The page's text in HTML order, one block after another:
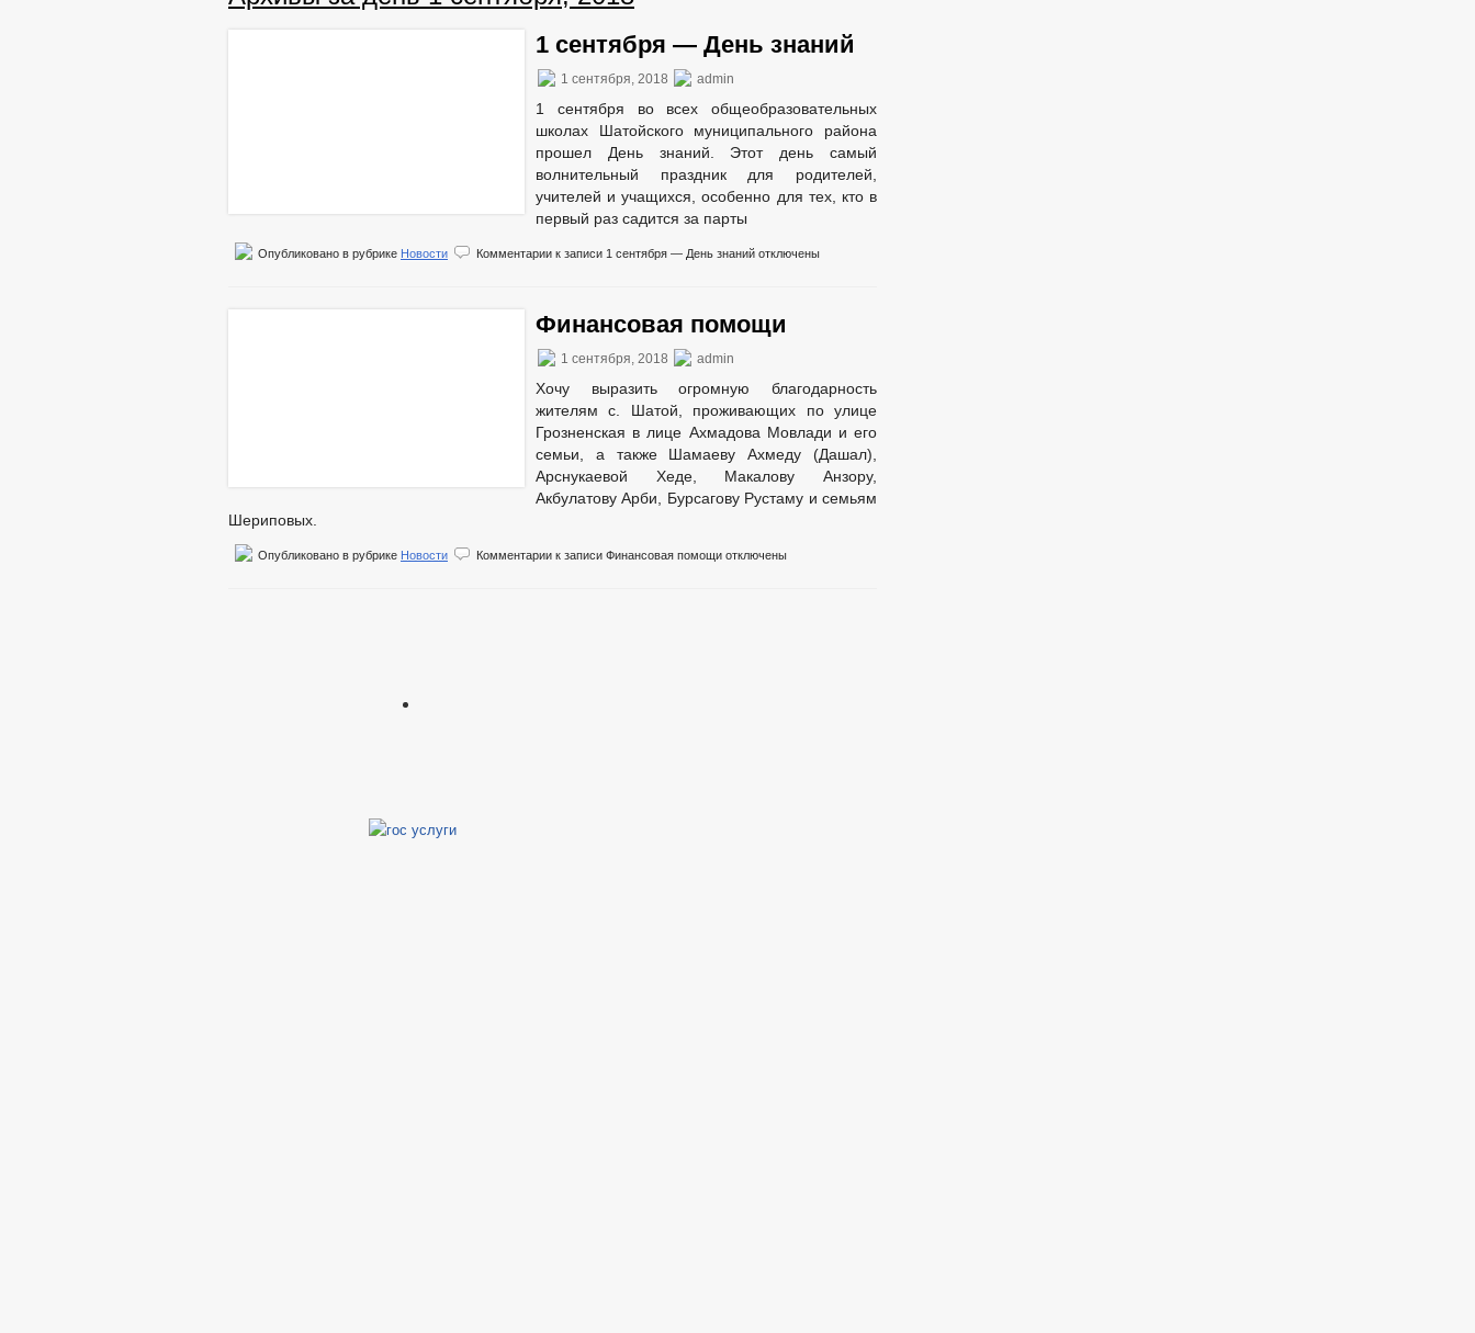
1 сентября — День знаний
1 сентября, 2018 admin
1 сентября во всех общеобразовательных
школах Шатойского муниципального района
прошел День знаний. Этот день самый
волнительный праздник для родителей,
учителей и учащихся, особенно для тех, кто в
первый раз садится за парты
Опубликовано в рубрике Новости Комментарии к записи 1 сентября — День знаний отключены
Финансовая помощи
1 сентября, 2018 admin
Хочу выразить огромную благодарность
жителям с. Шатой, проживающих по улице
Грозненская в лице Ахмадова Мовлади и его
семьи, а также Шамаеву Ахмеду (Дашал),
Арснукаевой Хеде, Макалову Анзору,
Акбулатову Арби, Бурсагову Рустаму и семьям
Шериповых.
Опубликовано в рубрике Новости Комментарии к записи Финансовая помощи отключены